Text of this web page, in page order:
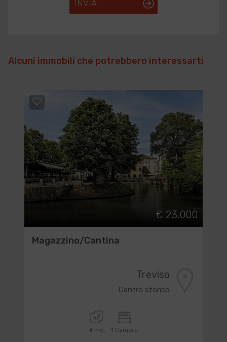
INVIA
Alcuni immobili che potrebbero interessarti
€ 23.000
Magazzino/Cantina
Treviso
Centro storico
4 mq 1 Camere